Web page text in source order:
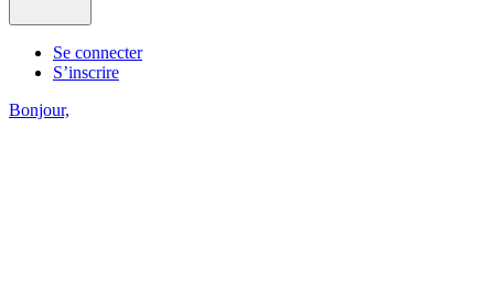
Se connecter
S’inscrire
Bonjour,